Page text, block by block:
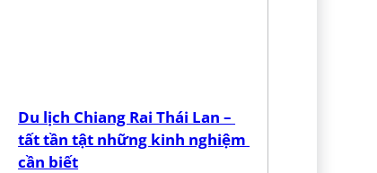
Du lịch Chiang Rai Thái Lan –
tất tần tật những kinh nghiệm
cần biết